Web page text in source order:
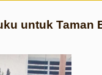
untuk Taman